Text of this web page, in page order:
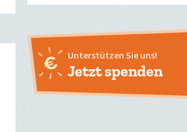
Unterstützen Sie uns!
Jetzt spenden